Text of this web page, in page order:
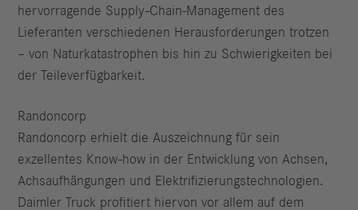
hervorragende Supply-Chain-Management des
Lieferanten verschiedenen Herausforderungen trotzen
– von Naturkatastrophen bis hin zu Schwierigkeiten bei
der Teileverfügbarkeit.
Randoncorp
Randoncorp erhielt die Auszeichnung für sein
exzellentes Know-how in der Entwicklung von Achsen,
Achsaufhängungen und Elektrifizierungstechnologien.
Daimler Truck profitiert hiervon vor allem auf dem